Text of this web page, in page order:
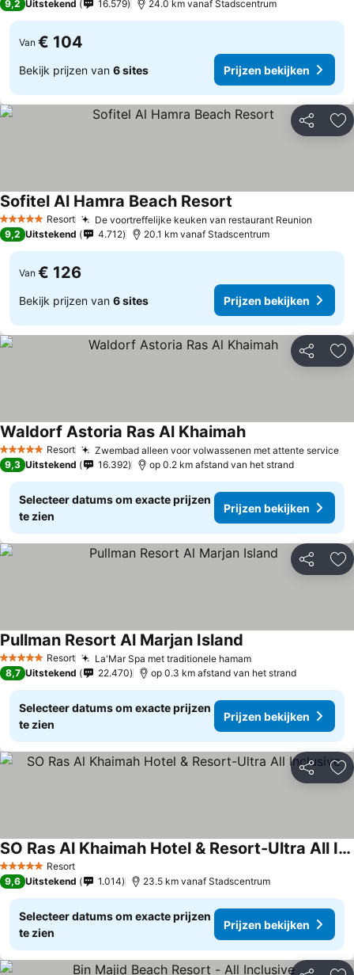
9,2 Uitstekend 16.579 24.0 km vanaf Stadscentrum
Van € 104
Bekijk prijzen van 6 sites Prijzen bekijken
Delen
5 Sterren Resort De voortreffelijke keuken van restaurant Reunion
Sofitel Al Hamra Beach Resort
9,2 Uitstekend 4.712 20.1 km vanaf Stadscentrum
Van € 126
Bekijk prijzen van 6 sites Prijzen bekijken
Delen
5 Sterren Resort Zwembad alleen voor volwassenen met attente service
Waldorf Astoria Ras Al KhaimahPrijzen bekijken
9,3 Uitstekend 16.392 op 0.2 km afstand van het strand
Selecteer datums om exacte prijzen
te zien
Prijzen bekijken
Delen
5 Sterren Resort La'Mar Spa met traditionele hamamPrijzen bekijken
Pullman Resort Al Marjan Island
8,7 Uitstekend 22.470 op 0.3 km afstand van het strand
Selecteer datums om exacte prijzen
te zien
Prijzen bekijken
Delen
5 Sterren Resort
SO Ras Al Khaimah Hotel & Resort-Ultra All Inclusive
Prijzen bekijken
9,6 Uitstekend 1.014 23.5 km vanaf Stadscentrum
Selecteer datums om exacte prijzen
te zien
Prijzen bekijken